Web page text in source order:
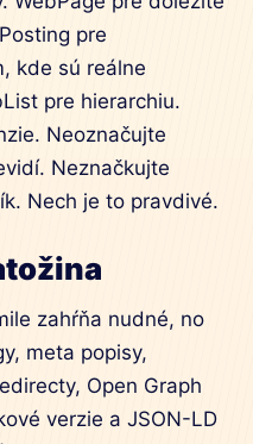
pre
kde sú reálne
pre hierarchiu.
Neoznačujte
Neznačkujte
Nech je to pravdivé.
zahŕňa nudné, no
meta popisy,
Open Graph
verzie a JSON-LD